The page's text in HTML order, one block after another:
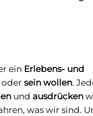
ein Erlebens- und
oder sein wollen.
und ausdrücken
was wir sind.